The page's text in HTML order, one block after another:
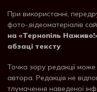
При використанні,
фото-,відеоматеріалів
на «Тернопіль
абзаці тексту.
Точка зору редакції
автора. Редакція не
тлумачення наведеної